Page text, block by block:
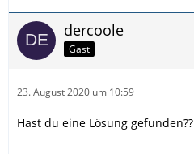
dercoole
Gast
23. August 2020 um 10:59
Hast du eine Lösung gefunden??